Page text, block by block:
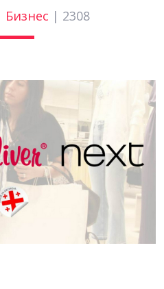
Бизнес | 2308